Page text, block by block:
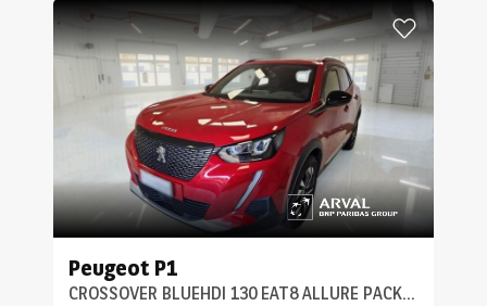
Peugeot P1
CROSSOVER BLUEHDI 130 EAT8 ALLURE PACK SS AUT.